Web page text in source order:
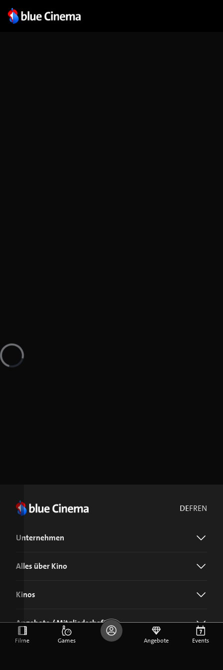
DEFREN
Unternehmen
Alles über Kino
Kinos
Angebote / Mitgliedschaft
Filme Games Angebote Events